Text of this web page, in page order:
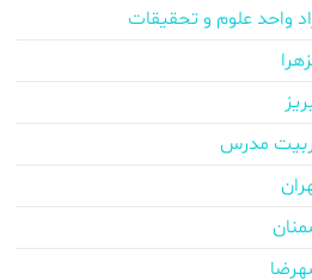
واحد علوم و تحقیقات
مدرس